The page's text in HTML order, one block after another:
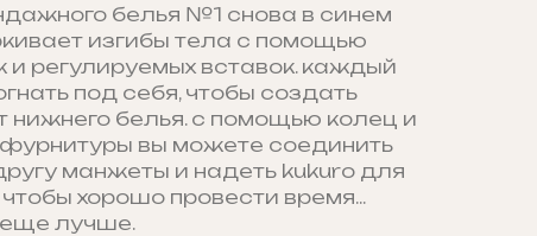
белья №1 снова в синем
изгибы тела с помощью
и регулируемых вставок. каждый
под себя, чтобы создать
нижнего белья. с помощью колец и
вы можете соединить
манжеты и надеть kukuro для
чтобы хорошо провести время...
еще лучше.